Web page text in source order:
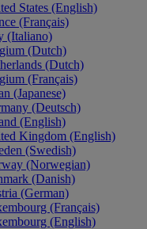
States (English)
(Français)
(Italiano)
(Dutch)
(Dutch)
(Français)
(Japanese)
(Deutsch)
(English)
Kingdom (English)
(Swedish)
(Norwegian)
(Danish)
(German)
(Français)
(English)